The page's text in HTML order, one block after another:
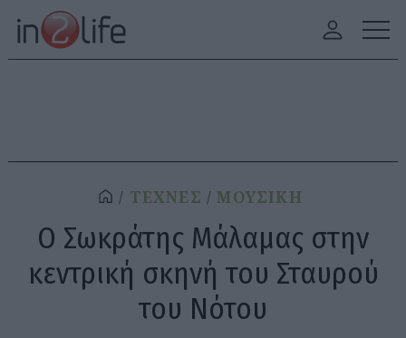
ΤΕΧΝΕΣ ΜΟΥΣΙΚΗ
Ο Σωκράτης Μάλαμας στην
κεντρική σκηνή του Σταυρού
του Νότου